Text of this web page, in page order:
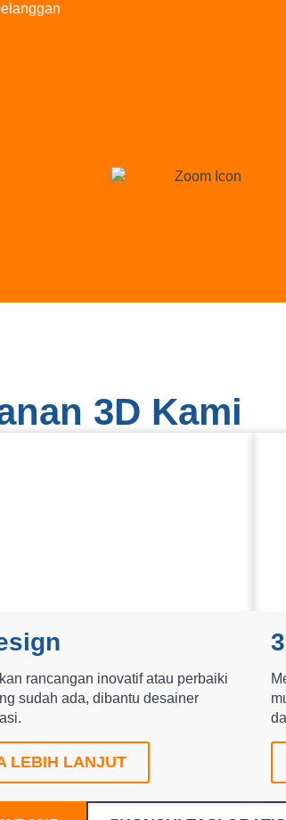
3D Kami
rancangan inovatif atau perbaiki
sudah ada, dibantu desainer
LEBIH LANJUT